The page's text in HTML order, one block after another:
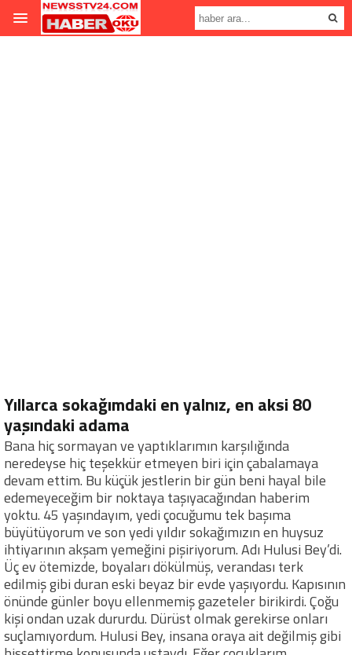
Yıllarca sokağımdaki en yalnız, en aksi 80
yaşındaki adama
Bana hiç sormayan ve yaptıklarımın karşılığında
neredeyse hiç teşekkür etmeyen biri için çabalamaya
devam ettim. Bu küçük jestlerin bir gün beni hayal bile
edemeyeceğim bir noktaya taşıyacağından haberim
yoktu. 45 yaşındayım, yedi çocuğumu tek başıma
büyütüyorum ve son yedi yıldır sokağımızın en huysuz
ihtiyarının akşam yemeğini pişiriyorum. Adı Hulusi Bey’di.
Üç ev ötemizde, boyaları dökülmüş, verandası terk
edilmiş gibi duran eski beyaz bir evde yaşıyordu. Kapısının
önünde günler boyu ellenmemiş gazeteler birikirdi. Çoğu
kişi ondan uzak dururdu. Dürüst olmak gerekirse onları
suçlamıyordum. Hulusi Bey, insana oraya ait değilmiş gibi